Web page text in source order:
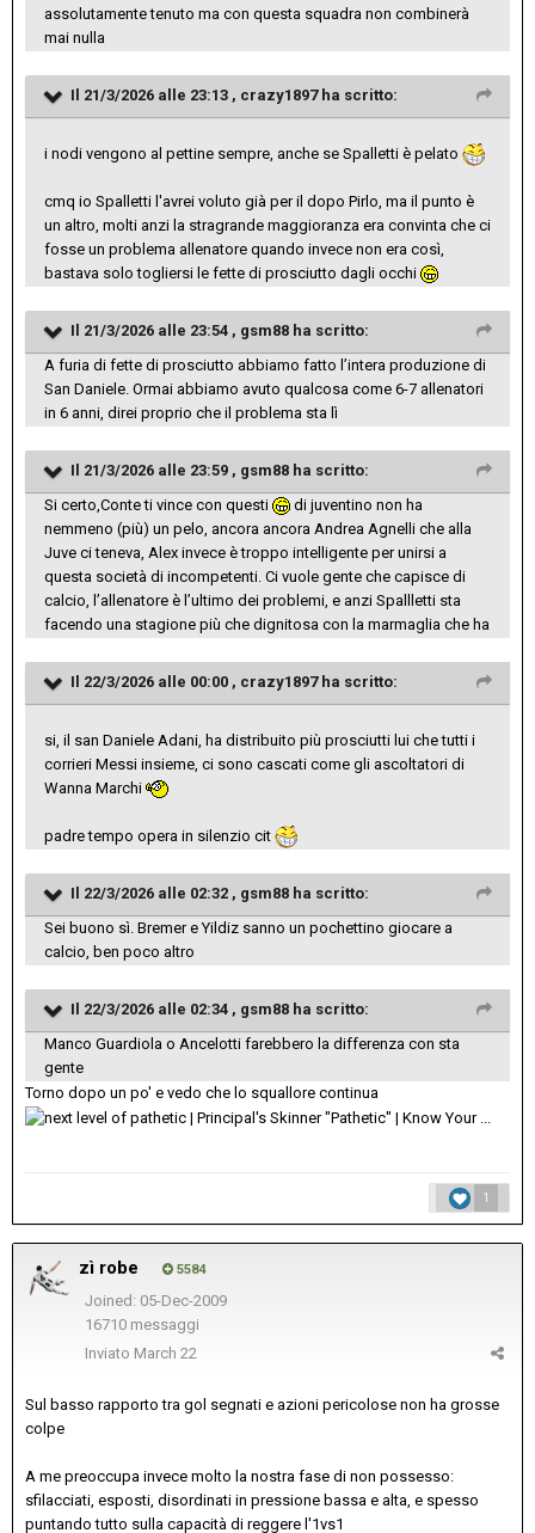
assolutamente tenuto ma con questa squadra non combinerà
mai nulla
Il 21/3/2026 alle 23:13 , crazy1897ha scritto:
i nodi vengono al pettine sempre, anche se Spalletti è pelato
cmq io Spalletti l'avrei voluto già per il dopo Pirlo, ma il punto è
un altro, molti anzi la stragrande maggioranza era convinta che ci
fosse un problema allenatore quando invece non era così,
bastava solo togliersi le fette di prosciutto dagli occhi
Il 21/3/2026 alle 23:54 , gsm88 ha scritto:
A furia di fette di prosciutto abbiamo fatto l’intera produzione di
San Daniele. Ormai abbiamo avuto qualcosa come 6-7 allenatori
in 6 anni, direi proprio che il problema sta lì
Il 21/3/2026 alle 23:59 , gsm88 ha scritto:
Si certo,Conte ti vince con questi
di juventino non ha
nemmeno (più) un pelo, ancora ancora Andrea Agnelli che alla
Juve ci teneva, Alex invece è troppo intelligente per unirsi a
questa società di incompetenti. Ci vuole gente che capisce di
calcio, l’allenatore è l’ultimo dei problemi, e anzi Spallletti sta
facendo una stagione più che dignitosa con la marmaglia che ha
Il 22/3/2026 alle 00:00 , crazy1897ha scritto:
si, il san Daniele Adani, ha distribuito più prosciutti lui che tutti i
corrieri Messi insieme, ci sono cascati come gli ascoltatori di
Wanna Marchi
padre tempo opera in silenzio cit
Il 22/3/2026 alle 02:32 , gsm88 ha scritto:
Sei buono sì. Bremer e Yildiz sanno un pochettino giocare a
calcio, ben poco altro
Il 22/3/2026 alle 02:34 , gsm88 ha scritto:
Manco Guardiola o Ancelotti farebbero la differenza con sta
gente
Torno dopo un po' e vedo che lo squallore continua
1
zì robe 5584
Joined: 05-Dec-2009
16710 messaggi
Inviato March 22
Sul basso rapporto tra gol segnati e azioni pericolose non ha grosse
colpe
A me preoccupa invece molto la nostra fase di non possesso:
sfilacciati, esposti, disordinati in pressione bassa e alta, e spesso
puntando tutto sulla capacità di reggere l'1vs1